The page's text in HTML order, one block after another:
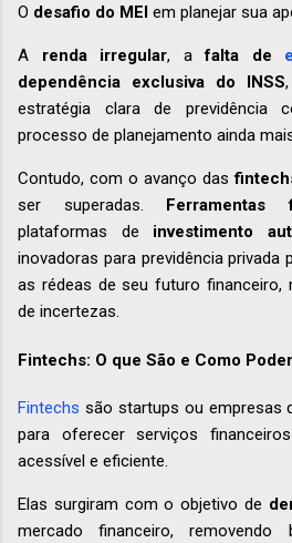
O desafio do MEI em planejar sua
A renda irregular, afalta de
dependência exclusiva do INSS
estratégia clara de previdência
processo de planejamento ainda
Contudo, com o avanço das
ser superadas. Ferramentas
plataformas de investimento
inovadoras para previdência privada
as rédeas de seu futuro financeiro,
de incertezas.
Fintechs: O que São e Como
Fintechs são startups ou empresas
para oferecer serviços
acessível e eficiente.
Elas surgiram com o objetivo de
mercado financeiro, removendo